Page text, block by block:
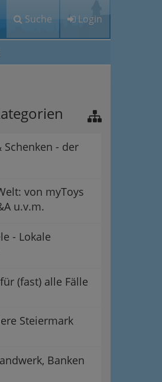
Suche Login
Schenken - der
von myToys
u.v.m.
- Lokale
(fast) alle Fälle
Steiermark
Banken